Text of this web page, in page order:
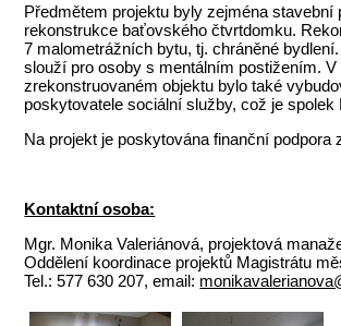
Předmětem projektu byly zejména stavební
rekonstrukce baťovského čtvrtdomku.
7 malometrážních bytu, tj. chráněné
slouží pro osoby s mentálním postižením. V
zrekonstruovaném objektu bylo také
poskytovatele sociální služby, což je spolek
Na projekt je poskytována finanční podpora
Kontaktní osoba:
Mgr. Monika Valeriánová, projektová
Oddělení koordinace projektů Magistrátu
Tel.: 577 630 207, email: